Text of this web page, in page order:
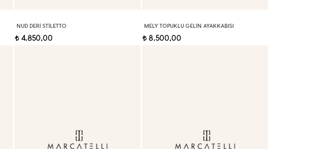
NUD DERI STILETTO
t4.850,00
MELY TOPUKLU GELIN AYAKKABISI
t8.500,00